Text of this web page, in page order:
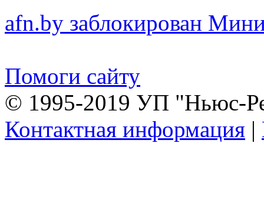
afn.by заблокирован
Помоги сайту
© 1995-2019 УП "Ньюс-
Контактная информация |